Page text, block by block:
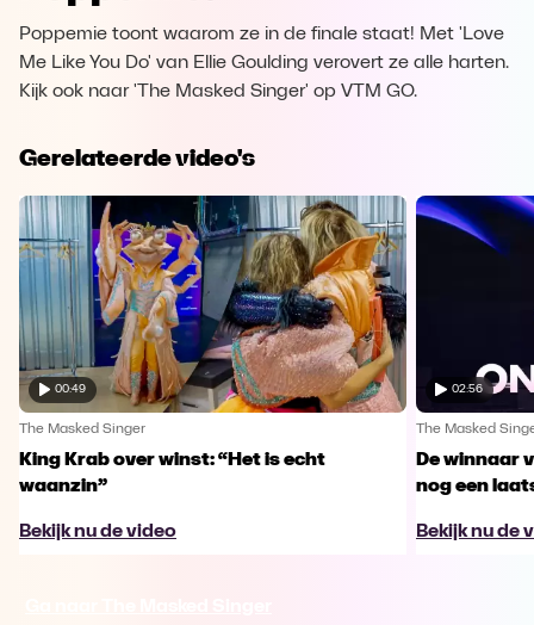
Poppemie toont waarom ze in de finale staat! Met 'Love
Me Like You Do' van Ellie Goulding verovert ze alle harten.
Kijk ook naar 'The Masked Singer' op VTM GO.
Gerelateerde video's
00:49
The Masked Singer
King Krab over winst: “Het is echt
waanzin”
Bekijk nu de video
02:56
The Masked
De winnaar
nog een
Bekijk nu de